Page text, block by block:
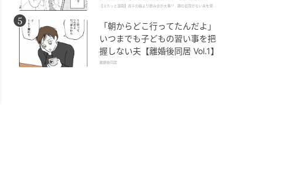
【スカッと漫画】双子の娘より飲み会が大事!? 親の自覚がない夫を懲ら
「朝からどこ行ってたんだよ」
いつまでも子どもの習い事を把
握しない夫【離婚後同居 Vol.1】
離婚後同居